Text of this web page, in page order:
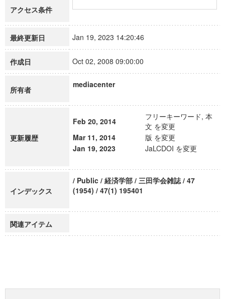
アクセス条件
最終更新日 Jan 19, 2023 14:20:46
作成日 Oct 02, 2008 09:00:00
所有者
mediacenter
更新履歴
Feb 20, 2014
フリーキーワード, 本
文 を変更
Mar 11, 2014
版 を変更
Jan 19, 2023
JaLCDOI を変更
インデックス
/ Public / 経済学部 / 三田学会雑誌 / 47
(1954) / 47(1) 195401
関連アイテム